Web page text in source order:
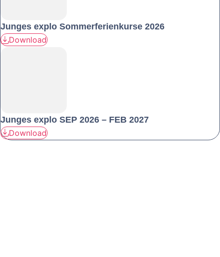
Junges explo Sommerferienkurse 2026
Download
Junges explo SEP 2026 – FEB 2027
Download